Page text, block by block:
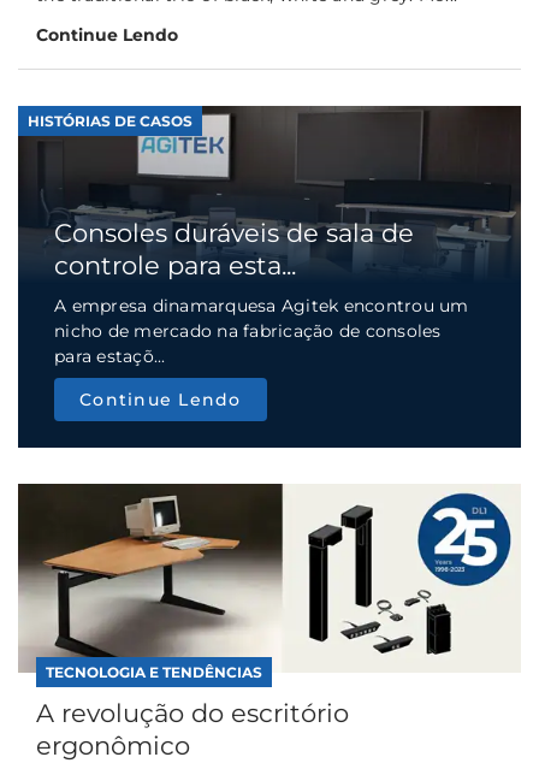
Continue Lendo
HISTÓRIAS DE CASOS
Consoles duráveis de sala de
controle para esta...
A empresa dinamarquesa Agitek encontrou um
nicho de mercado na fabricação de consoles
para estaçõ...
Continue Lendo
TECNOLOGIA E TENDÊNCIAS
A revolução do escritório
ergonômico